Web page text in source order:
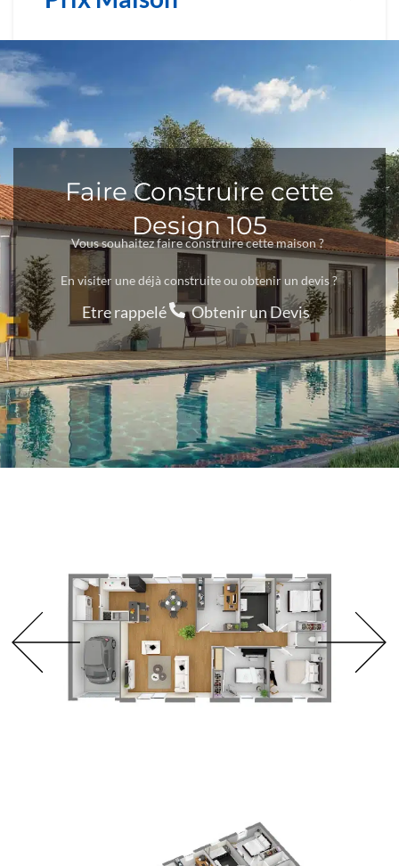
Faire Construire cette
Design 105
Vous souhaitez faire construire cette maison ?
En visiter une déjà construite ou obtenir un devis ?
Etre rappelé Obtenir un Devis